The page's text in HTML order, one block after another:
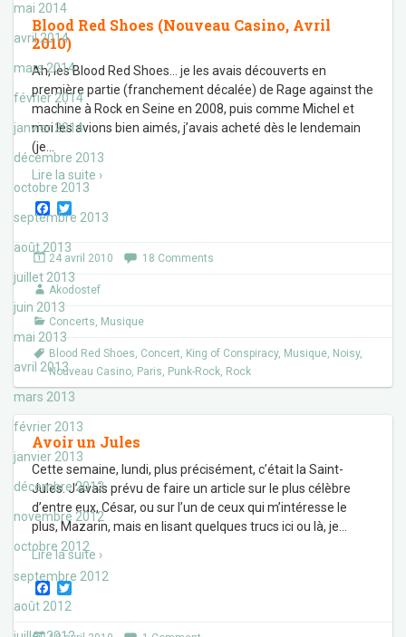
mai 2014
avril 2014
mars 2014
février 2014
janvier 2014
décembre 2013
octobre 2013
septembre 2013
août 2013
juillet 2013
juin 2013
mai 2013
avril 2013
mars 2013
février 2013
janvier 2013
décembre 2012
novembre 2012
octobre 2012
septembre 2012
août 2012
Blood Red Shoes (Nouveau Casino, Avril
2010)
Ah, les Blood Red Shoes… je les avais découverts en
première partie (franchement décalée) de Rage against the
machine à Rock en Seine en 2008, puis comme Michel et
moi les avions bien aimés, j’avais acheté dès le lendemain
(je
Lire la suite ›
F
a
e
b
o
o
k
w
t
e
r
24 avril 2010 18 Comments
Akodostef
Concerts, Musique
Blood Red Shoes, Concert, King of Conspiracy, Musique, Noisy,
Nouveau Casino, Paris, Punk-Rock, Rock
Avoir un Jules
Cette semaine, lundi, plus précisément, c’était la Saint-
Jules. J’avais prévu de faire un article sur le plus célèbre
d’entre eux, César, ou sur l’un de ceux qui m’intéresse le
plus, Mazarin, mais en lisant quelques trucs ici ou là, je
Lire la suite ›
F
a
c
e
t